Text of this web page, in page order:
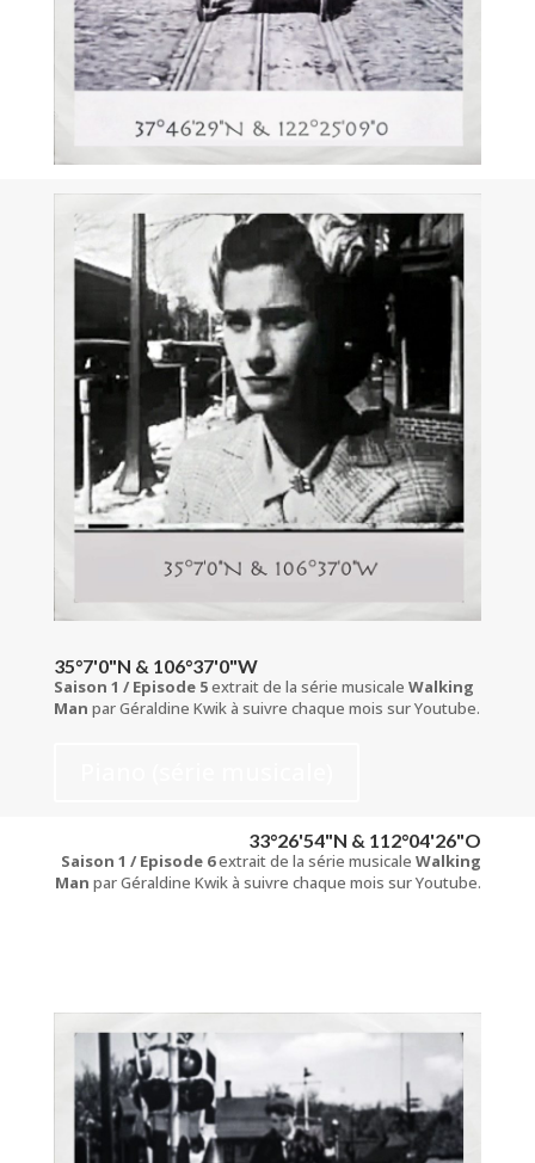
35°7'0"N & 106°37'0"W
Saison 1 / Episode 5extrait de la série musicale Walking
Man par Géraldine Kwik à suivre chaque mois sur Youtube.
33°26'54"N & 112°04'26"O
Saison 1 / Episode 6extrait de la série musicaleWalking
Man par Géraldine Kwik à suivre chaque mois sur Youtube.